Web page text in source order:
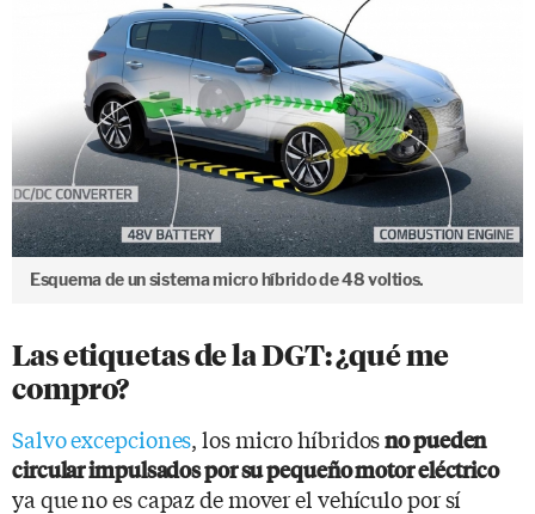
Esquema de un sistema micro híbrido de 48 voltios.
Las etiquetas de la DGT: ¿qué me
compro?
Salvo excepciones, los micro híbridosno pueden
circular impulsados por su pequeño motor eléctrico
ya que no es capaz de mover el vehículo por sí